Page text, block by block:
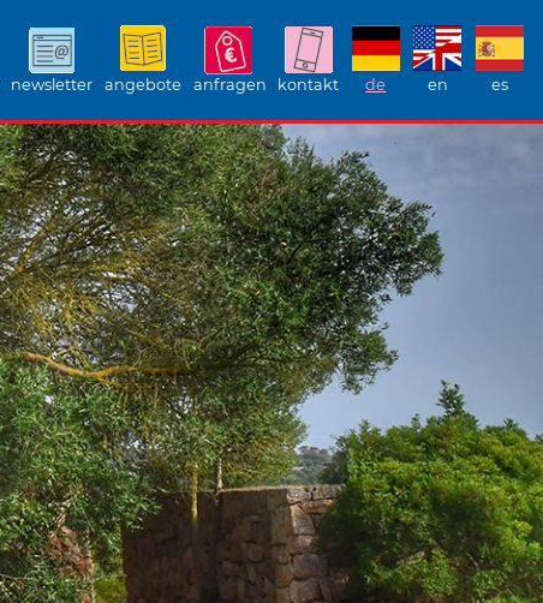
newsletter angebote anfragen kontakt de en es